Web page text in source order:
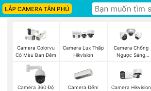
LẮP CAMERA TÂN PHÚ
Camera Colorvu
Có Màu Ban Đêm
Camera Lux Thấp
Hikvision
Camera Chống
Ngược Sáng
Camera 360 Độ
Camera Đếm
Camera Hikvision